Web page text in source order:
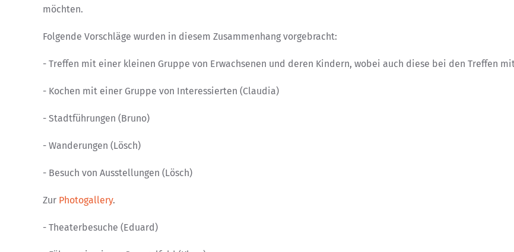
möchten.
Folgende Vorschläge wurden in diesem Zusammenhang vorgebracht:
- Treffen mit einer kleinen Gruppe von Erwachsenen und deren Kindern, wobei auch diese bei den Treffen
- Kochen mit einer Gruppe von Interessierten (Claudia)
- Stadtführungen (Bruno)
- Wanderungen (Lösch)
- Besuch von Ausstellungen (Lösch)
Zur Photogallery.
- Theaterbesuche (Eduard)